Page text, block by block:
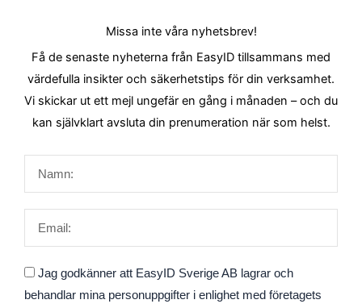
Missa inte våra nyhetsbrev!
Få de senaste nyheterna från EasyID tillsammans med
värdefulla insikter och säkerhetstips för din verksamhet.
Vi skickar ut ett mejl ungefär en gång i månaden – och du
kan självklart avsluta din prenumeration när som helst.
Godkännande
Jag godkänner att EasyID Sverige AB lagrar och
behandlar mina personuppgifter i enlighet med företagets